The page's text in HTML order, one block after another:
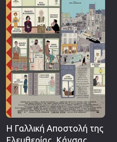
Η Γαλλική Αποστολή της